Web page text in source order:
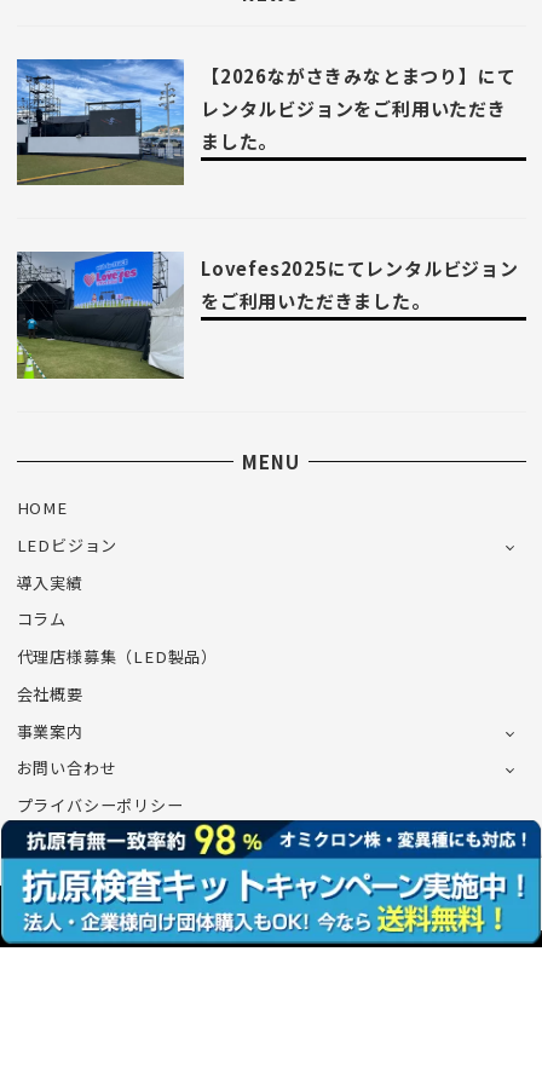
【2026ながさきみなとまつり】にて
レンタルビジョンをご利用いただき
ました。
Lovefes2025にてレンタルビジョン
をご利用いただきました。
MENU
HOME
LEDビジョン
導入実績
コラム
代理店様募集（LED製品）
会社概要
事業案内
お問い合わせ
プライバシーポリシー
©CONNECT Co.,Ltd.All Rights Reserved.